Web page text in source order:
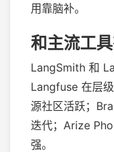
用靠脑补。
和主流工
LangSmith 和
Langfuse 在层
源社区活跃；
迭代；Arize
强。